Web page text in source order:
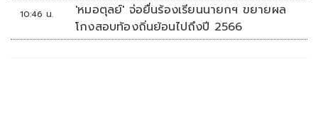
10:46 น.
'หมอตุลย์' จ่อยื่นร้องเรียนนายกฯ ขยายผล
โกงสอบท้องถิ่นย้อนไปถึงปี 2566